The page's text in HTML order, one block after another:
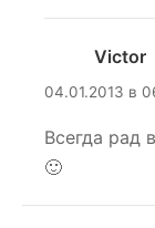
Victor
04.01.2013 в
Всегда рад
🙂